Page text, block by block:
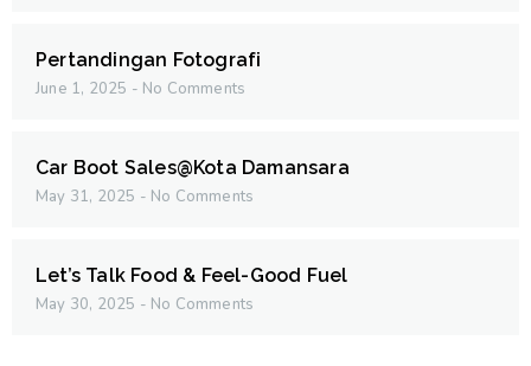
Pertandingan Fotografi
June 1, 2025 No Comments
Car Boot Sales@Kota Damansara
May 31, 2025 No Comments
Let’s Talk Food & Feel-Good Fuel
May 30, 2025 No Comments